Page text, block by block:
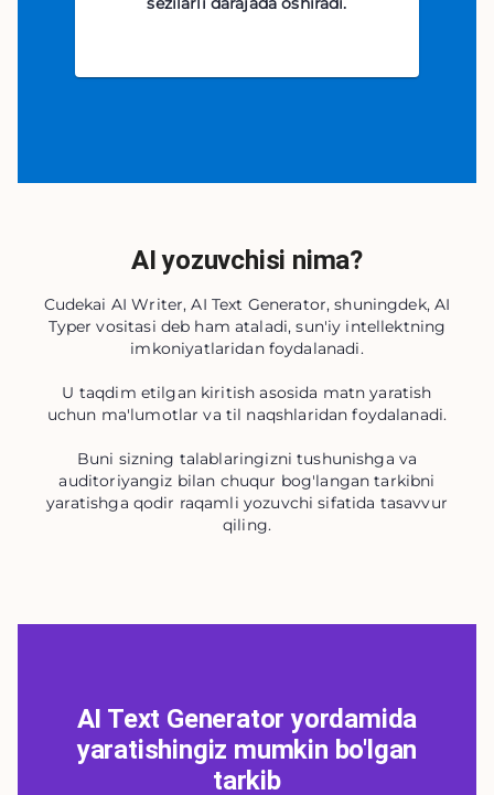
AI yozuvchisi nima?
Cudekai AI Writer, AI Text Generator, shuningdek, AI
Typer vositasi deb ham ataladi, sun'iy intellektning
imkoniyatlaridan foydalanadi.
U taqdim etilgan kiritish asosida matn yaratish
uchun ma'lumotlar va til naqshlaridan foydalanadi.
Buni sizning talablaringizni tushunishga va
auditoriyangiz bilan chuqur bog'langan tarkibni
yaratishga qodir raqamli yozuvchi sifatida tasavvur
qiling.
AI Text Generator yordamida
yaratishingiz mumkin bo'lgan
tarkib